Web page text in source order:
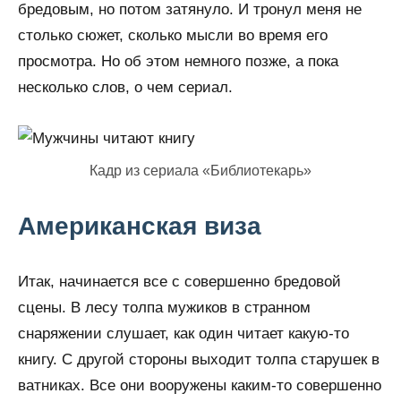
бредовым, но потом затянуло. И тронул меня не
столько сюжет, сколько мысли во время его
просмотра. Но об этом немного позже, а пока
несколько слов, о чем сериал.
Кадр из сериала «Библиотекарь»
Американская виза
Итак, начинается все с совершенно бредовой
сцены. В лесу толпа мужиков в странном
снаряжении слушает, как один читает какую-то
книгу. С другой стороны выходит толпа старушек в
ватниках. Все они вооружены каким-то совершенно